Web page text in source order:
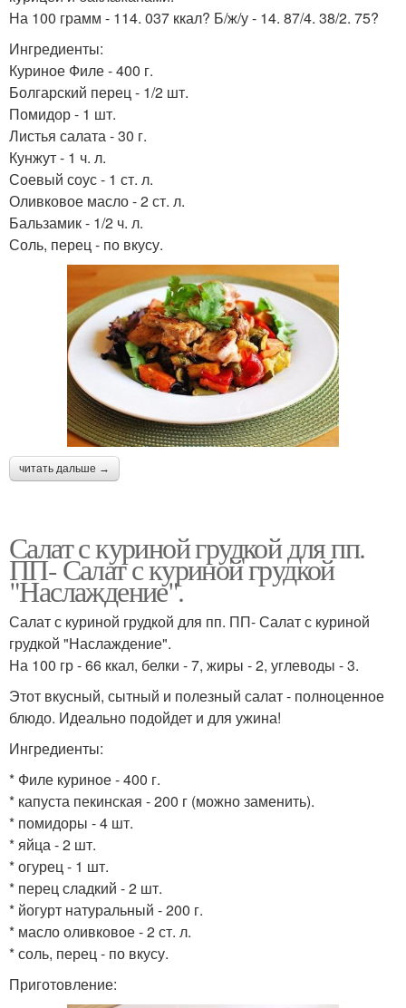
На 100 грамм - 114. 037 ккал? Б/ж/у - 14. 87/4. 38/2. 75?
Ингредиенты:
Куриное Филе - 400 г.
Болгарский перец - 1/2 шт.
Помидор - 1 шт.
Листья салата - 30 г.
Кунжут - 1 ч. л.
Соевый соус - 1 ст. л.
Оливковое масло - 2 ст. л.
Бальзамик - 1/2 ч. л.
Соль, перец - по вкусу.
читать дальше →
Салат с куриной грудкой для пп.
ПП- Салат с куриной грудкой
"Наслаждение".
Салат с куриной грудкой для пп. ПП- Салат с куриной
грудкой "Наслаждение".
На 100 гр - 66 ккал, белки - 7, жиры - 2, углеводы - 3.
Этот вкусный, сытный и полезный салат - полноценное
блюдо. Идеально подойдет и для ужина!
Ингредиенты:
* Филе куриное - 400 г.
* капуста пекинская - 200 г (можно заменить).
* помидоры - 4 шт.
* яйца - 2 шт.
* огурец - 1 шт.
* перец сладкий - 2 шт.
* йогурт натуральный - 200 г.
* масло оливковое - 2 ст. л.
* соль, перец - по вкусу.
Приготовление: